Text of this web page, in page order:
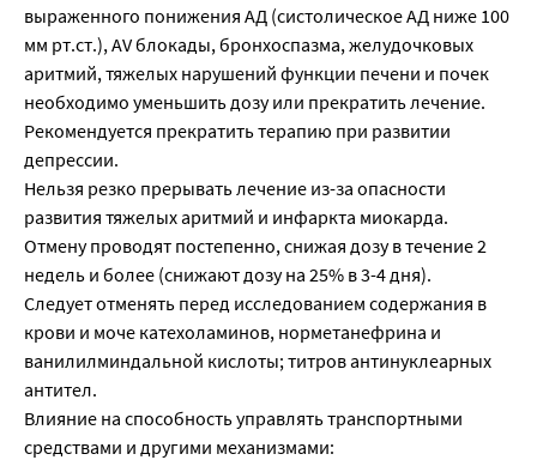
выраженного понижения АД (систолическое АД ниже 100
мм рт.ст.), AV блокады, бронхоспазма, желудочковых
аритмий, тяжелых нарушений функции печени и почек
необходимо уменьшить дозу или прекратить лечение.
Рекомендуется прекратить терапию при развитии
депрессии.
Нельзя резко прерывать лечение из-за опасности
развития тяжелых аритмий и инфаркта миокарда.
Отмену проводят постепенно, снижая дозу в течение 2
недель и более (снижают дозу на 25% в 3-4 дня).
Следует отменять перед исследованием содержания в
крови и моче катехоламинов, норметанефрина и
ванилилминдальной кислоты; титров антинуклеарных
антител.
Влияние на способность управлять транспортными
средствами и другими механизмами: